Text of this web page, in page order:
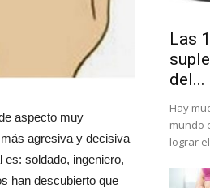
aspecto muy
agresiva y decisiva
soldado, ingeniero,
han descubierto que
Las
del...
Hay
mundo
lograr